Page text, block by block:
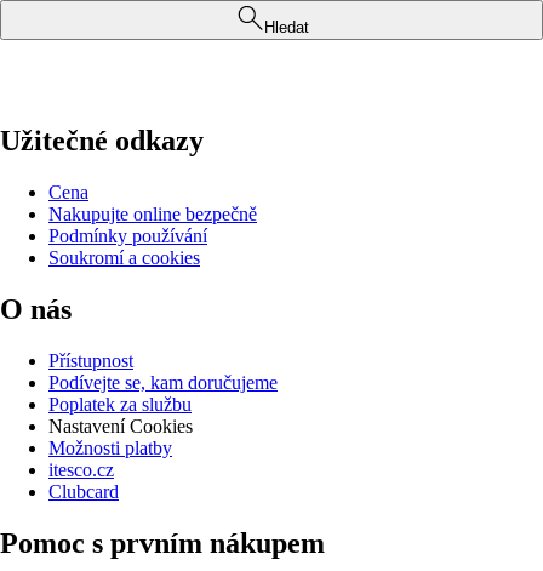
Hledat
Užitečné odkazy
Cena
Nakupujte online bezpečně
Podmínky používání
Soukromí a cookies
O nás
Přístupnost
Podívejte se, kam doručujeme
Poplatek za službu
Nastavení Cookies
Možnosti platby
itesco.cz
Clubcard
Pomoc s prvním nákupem